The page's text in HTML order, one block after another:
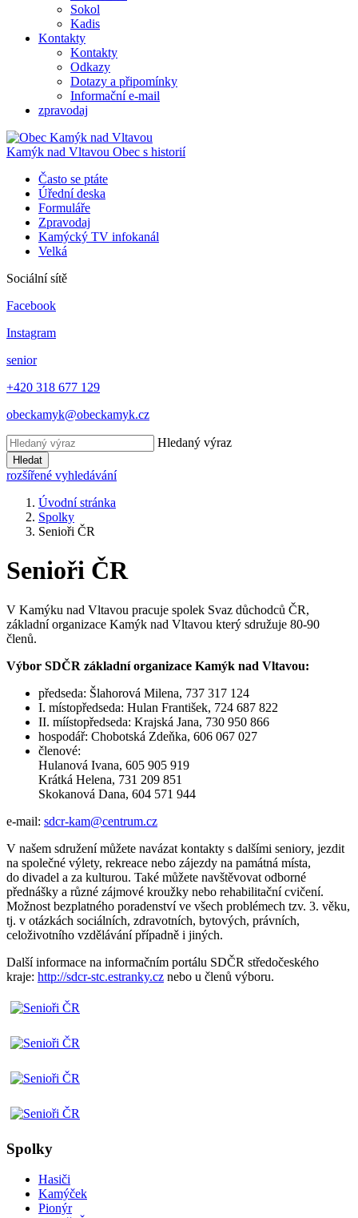
Sokol
Kadis
Kontakty
Kontakty
Odkazy
Dotazy a připomínky
Informační e-mail
zpravodaj
Kamýk nad Vltavou Obec s historií
Často se ptáte
Úřední deska
Formuláře
Zpravodaj
Kamýcký TV infokanál
Velká
Sociální sítě
Facebook
Instagram
senior
+420 318 677 129
obeckamyk@obeckamyk.cz
Hledaný výraz
Hledat
rozšířené vyhledávání
Úvodní stránka
Spolky
Senioři ČR
Senioři ČR
V Kamýku nad Vltavou pracuje spolek Svaz důchodců ČR,
základní organizace Kamýk nad Vltavou který sdružuje 80-90
členů.
Výbor SDČR základní organizace Kamýk nad Vltavou:
předseda: Šlahorová Milena, 737 317 124
I. místopředseda: Hulan František, 724 687 822
II. míístopředseda: Krajská Jana, 730 950 866
hospodář: Chobotská Zdeňka, 606 067 027
členové:
Hulanová Ivana, 605 905 919
Krátká Helena, 731 209 851
Skokanová Dana, 604 571 944
e-mail: sdcr-kam@centrum.cz
V našem sdružení můžete navázat kontakty s dalšími seniory, jezdit
na společné výlety, rekreace nebo zájezdy na památná místa,
do divadel a za kulturou. Také můžete navštěvovat odborné
přednášky a různé zájmové kroužky nebo rehabilitační cvičení.
Možnost bezplatného poradenství ve všech problémech tzv. 3. věku,
tj. v otázkách sociálních, zdravotních, bytových, právních,
celoživotního vzdělávání případně i jiných.
Další informace na informačním portálu SDČR středočeského
kraje: http://sdcr-stc.estranky.cz nebo u členů výboru.
Spolky
Hasiči
Kamýček
Pionýr